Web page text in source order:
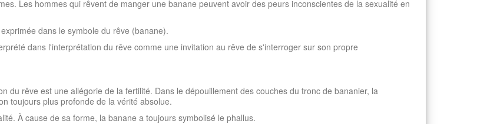
Les hommes qui rêvent de manger une banane peuvent avoir des peurs inconscientes de la sexualité en
dans le symbole du rêve (banane).
dans l'interprétation du rêve comme une invitation au rêve de s'interroger sur son propre
du rêve est une allégorie de la fertilité. Dans le dépouillement des couches du tronc de bananier, la
toujours plus profonde de la vérité absolue.
À cause de sa forme, la banane a toujours symbolisé le phallus.